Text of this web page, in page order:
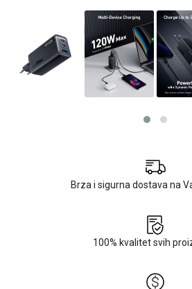
Brza i sigurna dostava na
100% kvalitet svih